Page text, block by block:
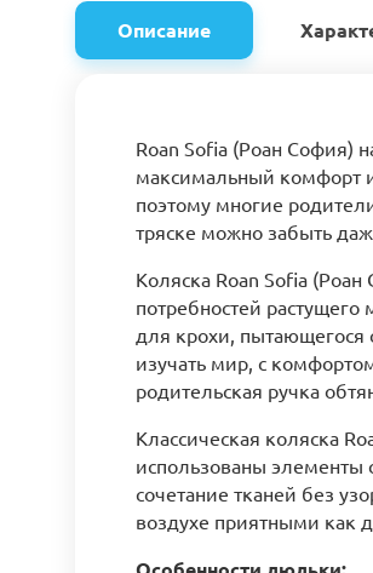
Описание
Roan Sofia (Роан София)
максимальный комфорт
поэтому многие
тряске можно забыть
Коляска Roan Sofia
потребностей
для крохи, пытающегося
изучать мир, с
родительская ручка
Классическая коляска
использованы элементы
сочетание тканей без
воздухе приятными как